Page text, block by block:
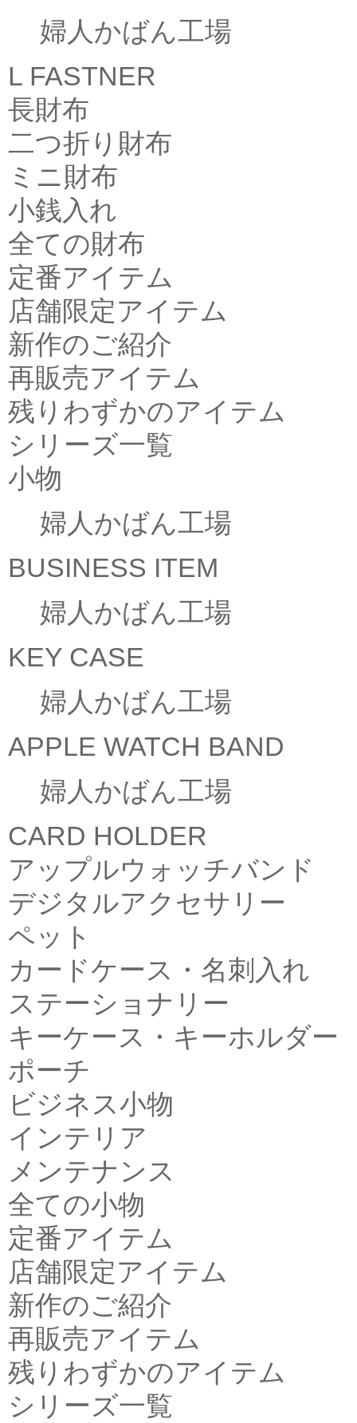
婦人かばん工場
L FASTNER
長財布
二つ折り財布
ミニ財布
小銭入れ
全ての財布
定番アイテム
店舗限定アイテム
新作のご紹介
再販売アイテム
残りわずかのアイテム
シリーズ一覧
小物
婦人かばん工場
BUSINESS ITEM
婦人かばん工場
KEY CASE
婦人かばん工場
APPLE WATCH BAND
婦人かばん工場
CARD HOLDER
アップルウォッチバンド
デジタルアクセサリー
ペット
カードケース・名刺入れ
ステーショナリー
キーケース・キーホルダー
ポーチ
ビジネス小物
インテリア
メンテナンス
全ての小物
定番アイテム
店舗限定アイテム
新作のご紹介
再販売アイテム
残りわずかのアイテム
シリーズ一覧